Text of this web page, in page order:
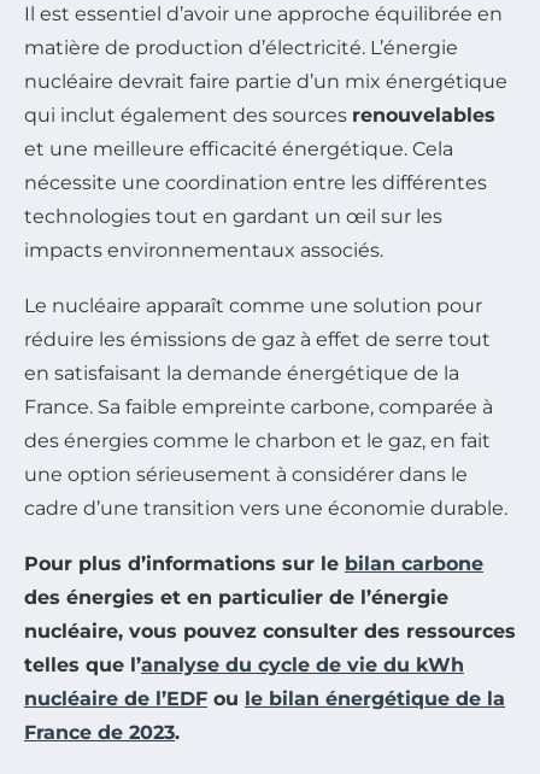
Il est essentiel d’avoir une approche équilibrée en
matière de production d’électricité. L’énergie
nucléaire devrait faire partie d’un mix énergétique
qui inclut également des sources renouvelables
et une meilleure efficacité énergétique. Cela
nécessite une coordination entre les différentes
technologies tout en gardant un œil sur les
impacts environnementaux associés.
Le nucléaire apparaît comme une solution pour
réduire les émissions de gaz à effet de serre tout
en satisfaisant la demande énergétique de la
France. Sa faible empreinte carbone, comparée à
des énergies comme le charbon et le gaz, en fait
une option sérieusement à considérer dans le
cadre d’une transition vers une économie durable.
Pour plus d’informations sur le bilan carbone
des énergies et en particulier de l’énergie
nucléaire, vous pouvez consulter des ressources
telles que l’analyse du cycle de vie du kWh
nucléaire de l’EDF ou le bilan énergétique de la
France de 2023.